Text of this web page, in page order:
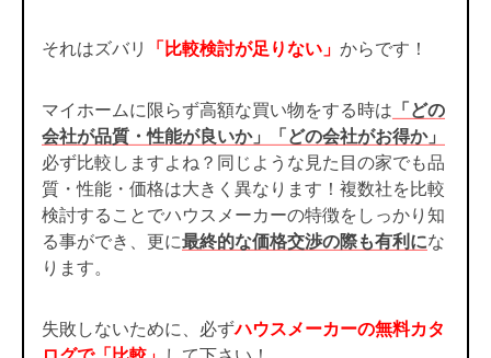
それはズバリ 「比較検討が足りない」 からです！
マイホームに限らず高額な買い物をする時は 「どの
会社が品質・性能が良いか」「どの会社がお得か」
必ず比較しますよね？同じような見た目の家でも品
質・性能・価格は大きく異なります！複数社を比較
検討することでハウスメーカーの特徴をしっかり知
る事ができ、更に最終的な価格交渉の際も有利にな
ります。
失敗しないために、必ずハウスメーカーの無料カタ